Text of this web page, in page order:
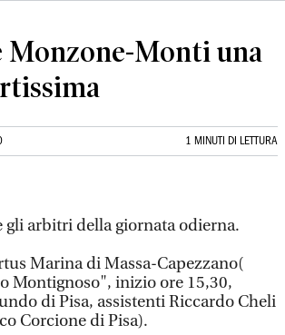
Monzone-Monti una
1 MINUTI DI LETTURA
gli arbitri della giornata odierna.
Marina di Massa-Capezzano(
Montignoso", inizio ore 15,30,
di Pisa, assistenti Riccardo Cheli
Corcione di Pisa).